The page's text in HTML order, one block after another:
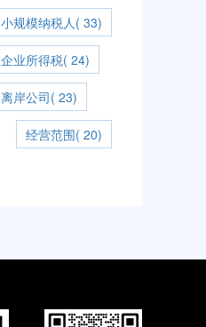
小规模纳税人( 33)
企业所得税( 24)
离岸公司( 23)
经营范围( 20)